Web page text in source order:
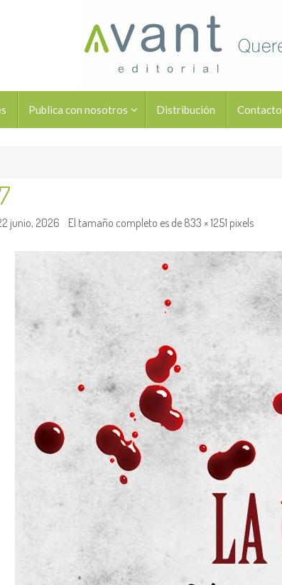
Publica con nosotros Distribución Contacto
junio, 2026 El tamaño completo es de833 × 1251 pixels